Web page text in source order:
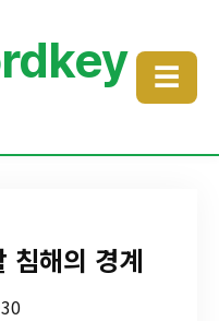
☰
침해의 경계